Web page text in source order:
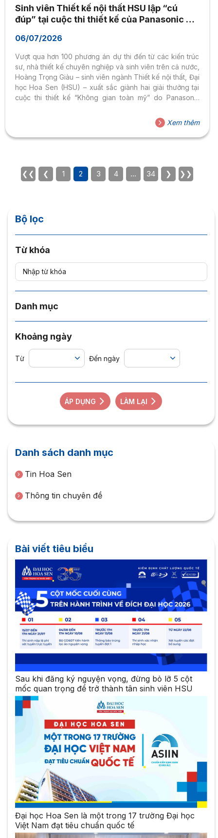
Sinh viên Thiết kế nội thất HSU lập “cú
đúp” tại cuộc thi thiết kế của Panasonic với
06/07/2026
Vượt qua hơn 100 phương án dự thi đến từ các kiến trúc
sư, nhà thiết kế chuyên nghiệp và sinh viên trên cả nước,
Hoàng Trọng Giàu – sinh viên ngành Thiết kế nội thất, Đại
học Hoa Sen (HSU) – xuất sắc giành hai giải thưởng tại
cuộc thi thiết kế “Không gian toàn mỹ” do Panasonic
TP.HCM (VDAS) và Giải thưởng Thiết kế VMARK tổ chức.
Thành tích nổi bật của Trọng Giàu gồm: – Giải Nhì toàn
quốc, trị giá 15 triệu đồng. – Giải...
Xem thêm
❮❮ ❮ 1 2 3 4 … 34 ❯ ❯❯
Bộ lọc
Từ khóa
Danh mục
Khoảng ngày
Từ Đến ngày
ÁP DỤNG LÀM LẠI
Danh sách danh mục
Tin Hoa Sen
Thông tin chuyên đề
Bài viết tiêu biểu
Sau khi đăng ký nguyện vọng, đừng bỏ lỡ 5 cột
mốc quan trọng để trở thành tân sinh viên HSU
Đại học Hoa Sen là một trong 17 trường Đại học
Việt Nam đạt tiêu chuẩn quốc tế